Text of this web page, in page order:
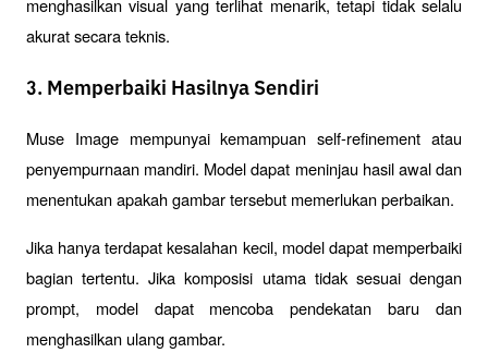
menghasilkan visual yang terlihat menarik, tetapi tidak selalu
akurat secara teknis.
3. Memperbaiki Hasilnya Sendiri
Muse Image mempunyai kemampuan self-refinement atau
penyempurnaan mandiri. Model dapat meninjau hasil awal dan
menentukan apakah gambar tersebut memerlukan perbaikan.
Jika hanya terdapat kesalahan kecil, model dapat memperbaiki
bagian tertentu. Jika komposisi utama tidak sesuai dengan
prompt, model dapat mencoba pendekatan baru dan
menghasilkan ulang gambar.